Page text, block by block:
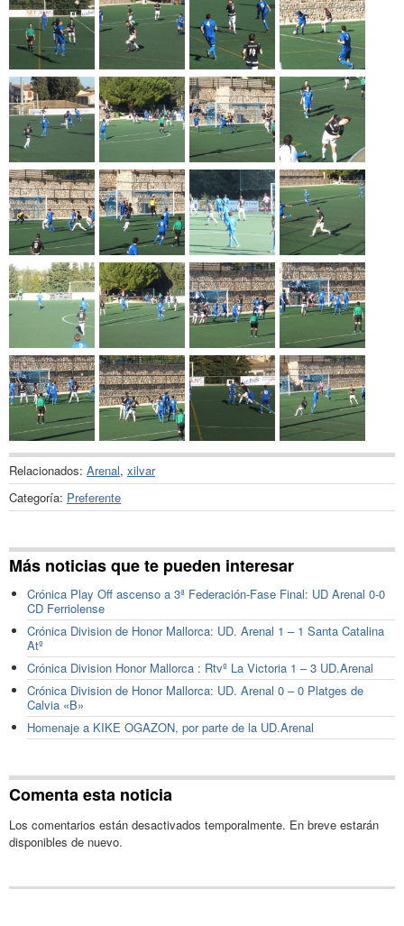
Relacionados: Arenal, xilvar
Categoría: Preferente
Más noticias que te pueden interesar
Crónica Play Off ascenso a 3ª Federación-Fase Final: UD Arenal 0-0
CD Ferriolense
Crónica Division de Honor Mallorca: UD. Arenal 1 – 1 Santa Catalina
Atº
Crónica Division Honor Mallorca : Rtvº La Victoria 1 – 3 UD.Arenal
Crónica Division de Honor Mallorca: UD. Arenal 0 – 0 Platges de
Calvia «B»
Homenaje a KIKE OGAZON, por parte de la UD.Arenal
Comenta esta noticia
Los comentarios están desactivados temporalmente. En breve estarán
disponibles de nuevo.